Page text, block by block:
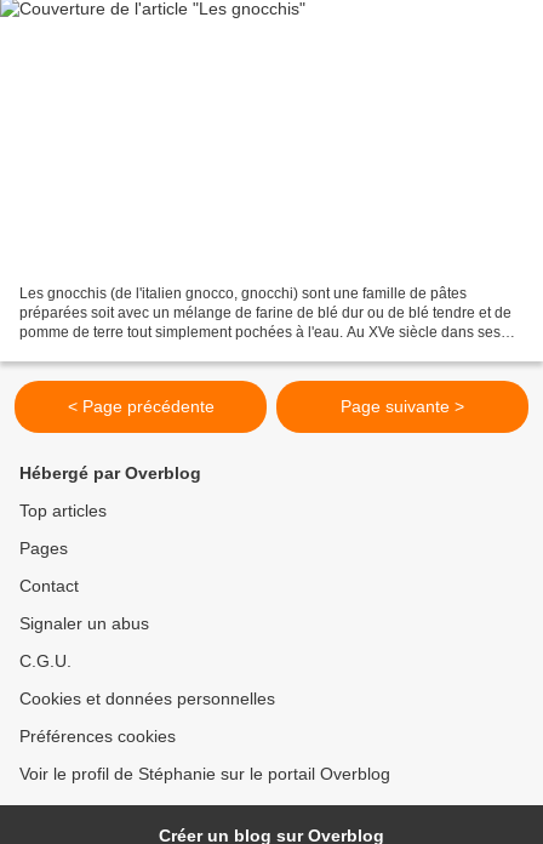
Les gnocchis (de l'italien gnocco, gnocchi) sont une famille de pâtes
préparées soit avec un mélange de farine de blé dur ou de blé tendre et de
pomme de terre tout simplement pochées à l'eau. Au XVe siècle dans ses
< Page précédente Page suivante >
Hébergé par Overblog
Top articles
Pages
Contact
Signaler un abus
C.G.U.
Cookies et données personnelles
Préférences cookies
Voir le profil de Stéphanie sur le portail Overblog
Créer un blog sur Overblog